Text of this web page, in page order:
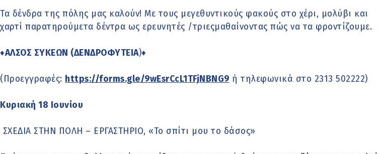
Τα δένδρα της πόλης μας καλούν! Με τους μεγεθυντικούς φακούς στο χέρι, μολύβι και
χαρτί παρατηρούμετα δέντρα ως ερευνητές /τριεςμαθαίνοντας πώς να τα φροντίζουμε.
♦ΑΛΣΟΣ ΣΥΚΕΩΝ (ΔΕΝΔΡΟΦΥΤΕΙΑ)♦
(Προεγγραφές: https://forms.gle/9wEsrCcL1TFjNBNG9 ή τηλεφωνικά στο 2313 502222)
Κυριακή 18 Ιουνίου
ΣΧΕΔΙΑ ΣΤΗΝ ΠΟΛΗ – ΕΡΓΑΣΤΗΡΙΟ, «Το σπίτι μου το δάσος»